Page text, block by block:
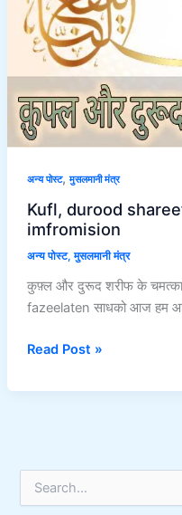
अन्य पोस्ट,मुसलमानी मंत्र
Kufl, durood
imfromision
अन्य पोस्ट,मुसलमानी मंत्र
कुफ़्ल और दुरूद शरीफ के
fazeelaten साधको आज हम
full
imfromision
Read Post »
e